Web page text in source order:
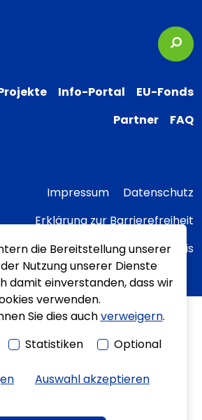
Info-Portal
EU-Fonds
Partner
FAQ
Impressum
Datenschutz
Erklärung zur Barrierefreiheit
Transparenzhinweis
die Bereitstellung unserer
Nutzung unserer Dienste
damit einverstanden, dass wir
verwenden.
Sie dies auchverweigern.
Statistiken Optional
Auswahl akzeptieren